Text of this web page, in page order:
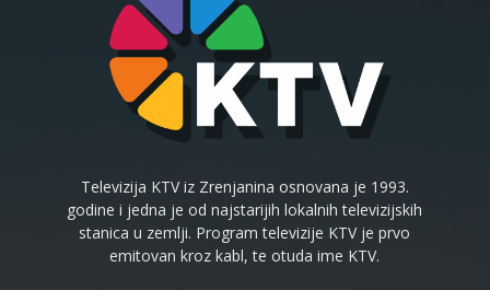
Televizija KTV iz Zrenjanina osnovana je 1993.
godine i jedna je od najstarijih lokalnih televizijskih
stanica u zemlji. Program televizije KTV je prvo
emitovan kroz kabl, te otuda ime KTV.